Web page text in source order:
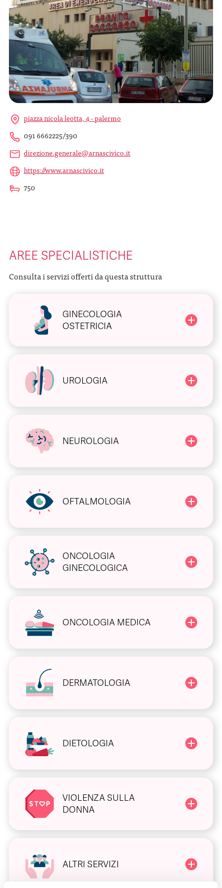
piazza nicola leotta, 4 - palermo
091 6662225/390
direzione.generale@arnascivico.it
https://www.arnascivico.it
750
AREE SPECIALISTICHE
Consulta i servizi offerti da questa struttura
GINECOLOGIA
OSTETRICIA
UROLOGIA
NEUROLOGIA
OFTALMOLOGIA
ONCOLOGIA
GINECOLOGICA
ONCOLOGIA MEDICA
DERMATOLOGIA
DIETOLOGIA
VIOLENZA SULLA
DONNA
ALTRI SERVIZI